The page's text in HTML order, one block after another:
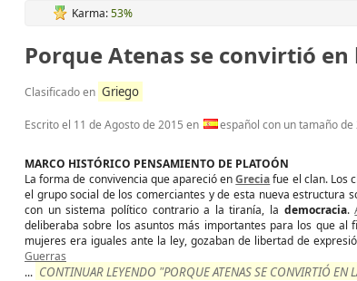
Karma:53%
Porque Atenas se convirtió
Clasificado en Griego
Escrito el 11 de Agosto de 2015 en español con un tamaño de
MARCO HISTÓRICO PENSAMIENTO DE PLATOÓN
La forma de convivencia que apareció enGreciafue el clan. Los
el grupo social de los comerciantes y de esta nueva estructura
con un sistema político contrario a la tiranía, la democracia.
deliberaba sobre los asuntos más importantes para los que al
mujeres era iguales ante la ley, gozaban de libertad de
Guerras
... CONTINUAR LEYENDO "PORQUE ATENAS SE CONVIRTIÓ EN